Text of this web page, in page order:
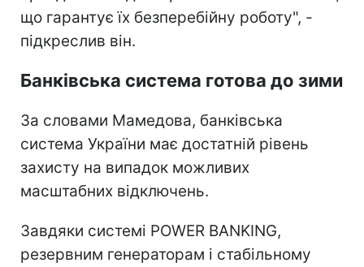
що гарантує їх безперебійну роботу", -
підкреслив він.
Банківська система готова до зими
За словами Мамедова, банківська
система України має достатній рівень
захисту на випадок можливих
масштабних відключень.
Завдяки системі POWER BANKING,
резервним генераторам і стабільному